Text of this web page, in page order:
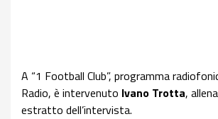
A “1 Football Club”, programma
Radio, è intervenuto Ivano Trotta,
estratto dell’intervista.